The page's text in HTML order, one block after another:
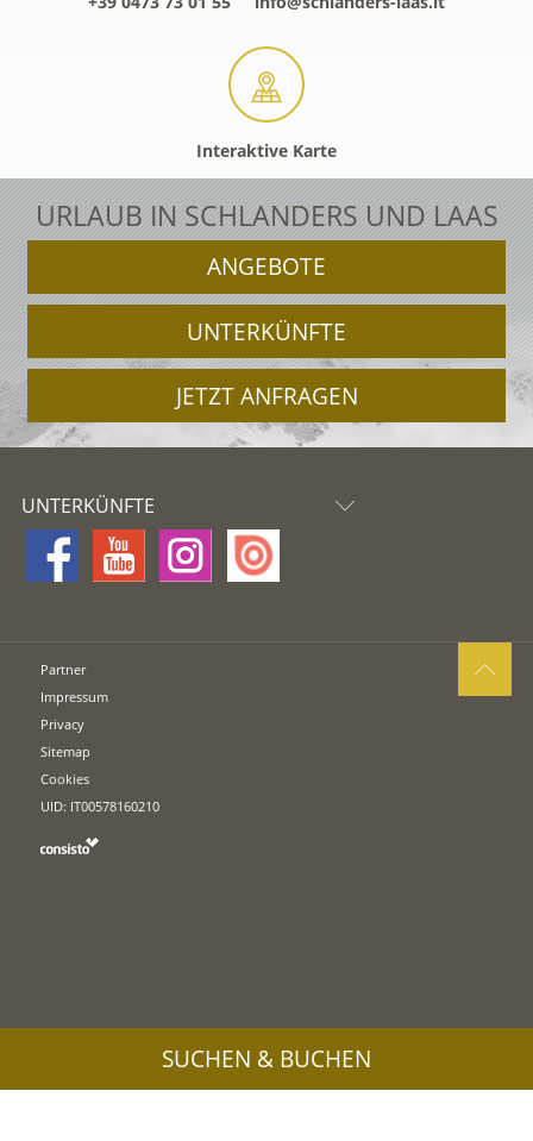
Interaktive Karte
URLAUB IN SCHLANDERS UND LAAS
ANGEBOTE
UNTERKÜNFTE
JETZT ANFRAGEN
UNTERKÜNFTE
Partner
Impressum
Privacy
Sitemap
Cookies
UID: IT00578160210
SUCHEN & BUCHEN